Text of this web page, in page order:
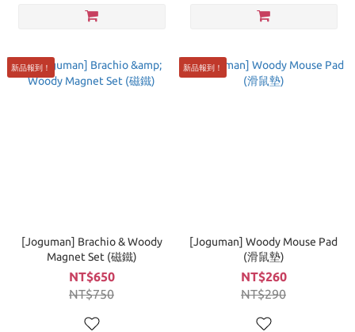
新品報到！
[Joguman] Brachio & Woody
Magnet Set (磁鐵)
NT$650
NT$750
新品報到！
[Joguman] Woody Mouse Pad
(滑鼠墊)
NT$260
NT$290